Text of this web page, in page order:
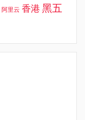
阿里云 香港 黑五